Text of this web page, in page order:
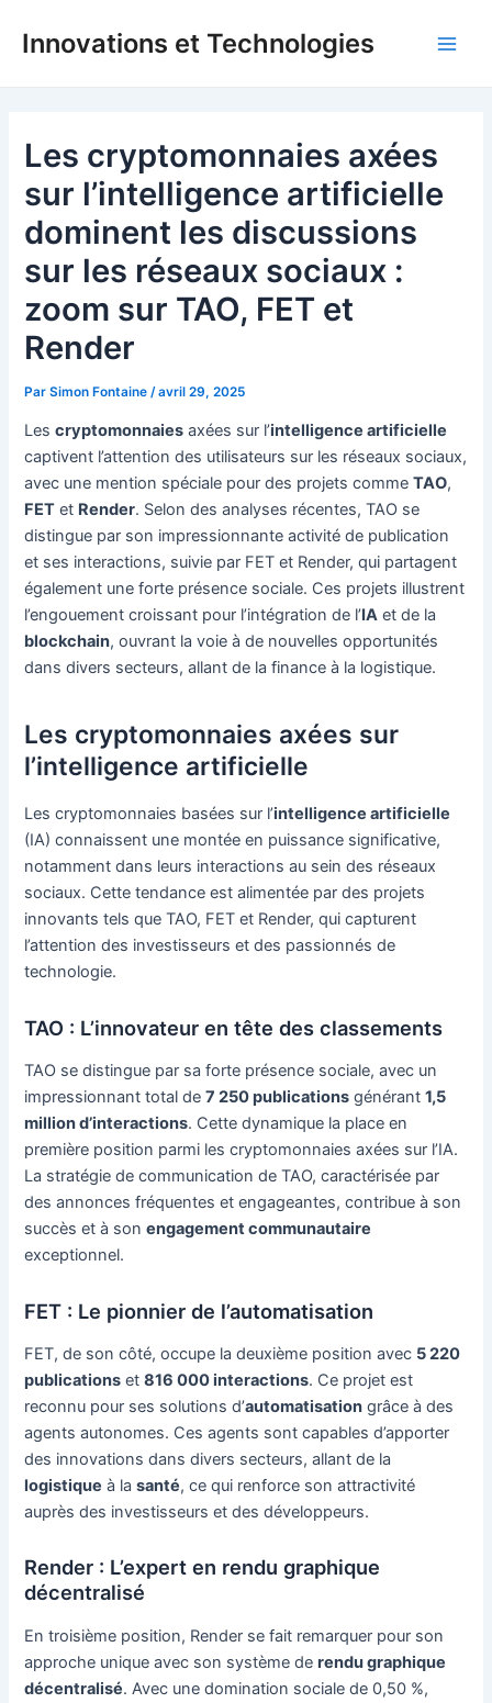
Innovations et Technologies
Les cryptomonnaies axées
sur l’intelligence artificielle
dominent les discussions
sur les réseaux sociaux :
zoom sur TAO, FET et
Render
ParSimon Fontaine /avril 29, 2025
Lescryptomonnaies axées sur l’intelligence artificielle
captivent l’attention des utilisateurs sur les réseaux sociaux,
avec une mention spéciale pour des projets commeTAO,
FET et Render. Selon des analyses récentes, TAO se
distingue par son impressionnante activité de publication
et ses interactions, suivie par FET et Render, qui partagent
également une forte présence sociale. Ces projets illustrent
l’engouement croissant pour l’intégration de l’IA et de la
blockchain, ouvrant la voie à de nouvelles opportunités
dans divers secteurs, allant de la finance à la logistique.
Les cryptomonnaies axées sur
l’intelligence artificielle
Les cryptomonnaies basées sur l’intelligence artificielle
(IA) connaissent une montée en puissance significative,
notamment dans leurs interactions au sein des réseaux
sociaux. Cette tendance est alimentée par des projets
innovants tels que TAO, FET et Render, qui capturent
l’attention des investisseurs et des passionnés de
technologie.
TAO : L’innovateur en tête des classements
TAO se distingue par sa forte présence sociale, avec un
impressionnant total de7 250 publications générant1,5
million d’interactions. Cette dynamique la place en
première position parmi les cryptomonnaies axées sur l’IA.
La stratégie de communication de TAO, caractérisée par
des annonces fréquentes et engageantes, contribue à son
succès et à sonengagement communautaire
exceptionnel.
FET : Le pionnier de l’automatisation
FET, de son côté, occupe la deuxième position avec 5 220
publications et816 000 interactions. Ce projet est
reconnu pour ses solutions d’automatisation grâce à des
agents autonomes. Ces agents sont capables d’apporter
des innovations dans divers secteurs, allant de la
logistique à lasanté, ce qui renforce son attractivité
auprès des investisseurs et des développeurs.
Render : L’expert en rendu graphique
décentralisé
En troisième position, Render se fait remarquer pour son
approche unique avec son système derendu graphique
décentralisé. Avec une domination sociale de 0,50 %,